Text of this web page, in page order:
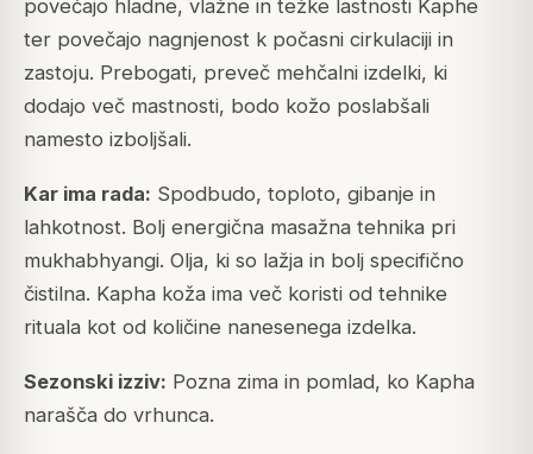
povečajo hladne, vlažne in težke lastnosti Kaphe
ter povečajo nagnjenost k počasni cirkulaciji in
zastoju. Prebogati, preveč mehčalni izdelki, ki
dodajo več mastnosti, bodo kožo poslabšali
namesto izboljšali.
Kar ima rada: Spodbudo, toploto, gibanje in
lahkotnost. Bolj energična masažna tehnika pri
mukhabhyangi. Olja, ki so lažja in bolj specifično
čistilna. Kapha koža ima več koristi od tehnike
rituala kot od količine nanesenega izdelka.
Sezonski izziv: Pozna zima in pomlad, ko Kapha
narašča do vrhunca.